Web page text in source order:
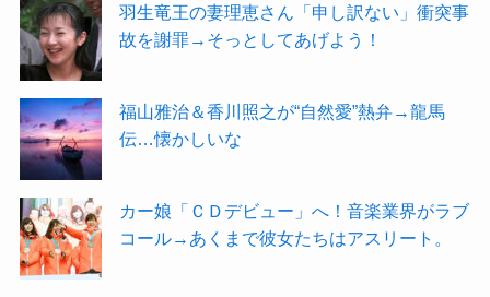
羽生竜王の妻理恵さん「申し訳ない」衝突事
故を謝罪→そっとしてあげよう！
福山雅治＆香川照之が“自然愛”熱弁→龍馬
伝…懐かしいな
カー娘「ＣＤデビュー」へ！音楽業界がラブ
コール→あくまで彼女たちはアスリート。